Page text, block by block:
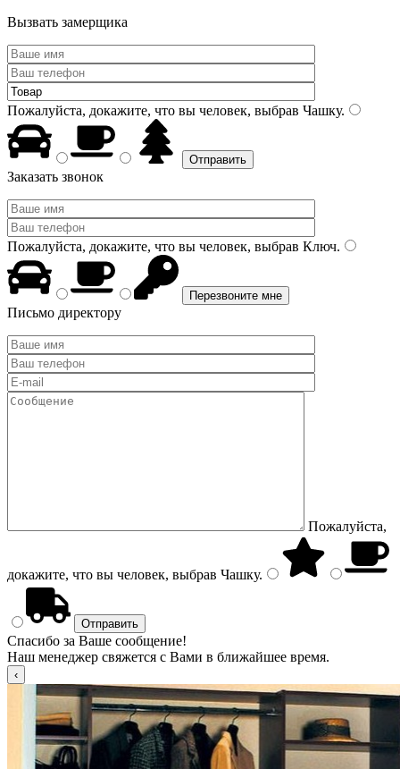
Вызвать замерщика
Пожалуйста, докажите, что вы человек, выбрав Чашку.
Заказать звонок
Пожалуйста, докажите, что вы человек, выбрав Ключ.
Письмо директору
Пожалуйста,
докажите, что вы человек, выбрав Чашку.
Спасибо за Ваше сообщение!
Наш менеджер свяжется с Вами в ближайшее время.